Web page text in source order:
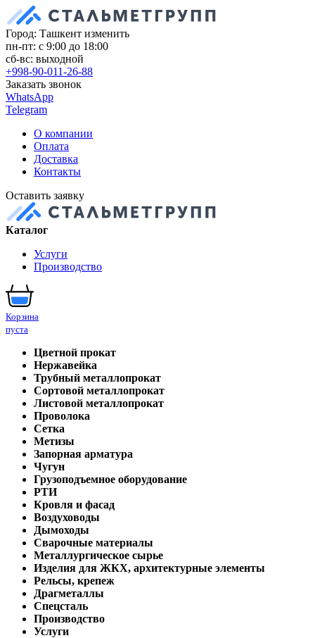
Город: Ташкент изменить
пн-пт: с 9:00 до 18:00
сб-вс: выходной
+998-90-011-26-88
Заказать звонок
WhatsApp
Telegram
О компании
Оплата
Доставка
Контакты
Оставить заявку
Каталог
Услуги
Производство
Корзина
пуста
Цветной прокат
Нержавейка
Трубный металлопрокат
Сортовой металлопрокат
Листовой металлопрокат
Проволока
Сетка
Метизы
Запорная арматура
Чугун
Грузоподъемное оборудование
РТИ
Кровля и фасад
Воздуховоды
Дымоходы
Сварочные материалы
Металлургическое сырье
Изделия для ЖКХ, архитектурные элементы
Рельсы, крепеж
Драгметаллы
Спецсталь
Производство
Услуги